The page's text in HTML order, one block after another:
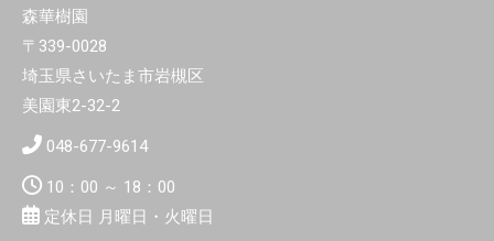
森華樹園
〒339-0028
埼玉県さいたま市岩槻区
美園東2-32-2
048-677-9614
10：00 ～ 18：00
定休日 月曜日・火曜日